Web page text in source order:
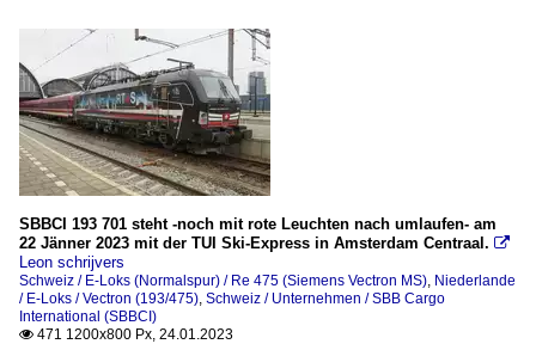
SBBCI 193 701 steht -noch mit rote Leuchten nach umlaufen- am
22 Jänner 2023 mit der TUI Ski-Express in Amsterdam Centraal. 
Leon schrijvers
Schweiz / E-Loks (Normalspur) / Re 475 (Siemens Vectron MS), Niederlande
/ E-Loks / Vectron (193/475), Schweiz / Unternehmen / SBB Cargo
International (SBBCI)
 471 1200x800 Px, 24.01.2023